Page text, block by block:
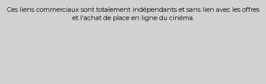
Ces liens commerciaux sont totalement indépendants et sans lien avec les offres
et l'achat de place en ligne du cinéma.